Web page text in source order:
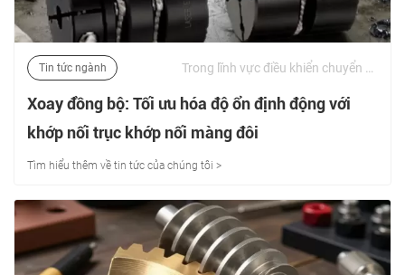
Tin tức ngành Trong lĩnh vực điều khiển chuyển động hiệu suất cao phức tạp, nơi các bộ truyền động điều khiển bằng servo hoạt động với độ chính xác dưới micron, liên kết yếu nhất trong bất kỳ chuỗi cơ học nào thường là kết nối giữa động cơ truyền động và tải. | 02/07/2026
Xoay đồng bộ: Tối ưu hóa độ ổn định động với
khớp nối trục khớp nối màng đôi
Tìm hiểu thêm về tin tức của chúng tôi >